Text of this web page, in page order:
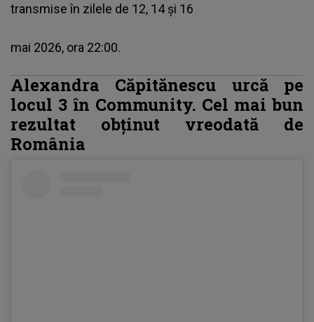
transmise în zilele de 12, 14 şi 16
mai 2026, ora 22:00.
Alexandra Căpitănescu urcă pe
locul 3 în Community. Cel mai bun
rezultat obținut vreodată de
România